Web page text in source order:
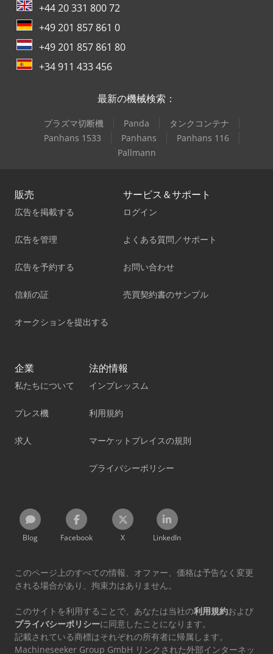
+44 20 331 800 72
+49 201 857 861 0
+49 201 857 861 80
+34 911 433 456
最新の機械検索：
プラズマ切断機 Panda
タンクコンテナ
Panhans 1533
Panhans
Panhans 116
Pallmann
販売
広告を掲載する
広告を管理
広告を予約する
信頼の証
オークションを提出する
サービス＆サポート
ログイン
よくある質問／サポート
お問い合わせ
売買契約書のサンプル
企業
私たちについて
プレス機
求人
法的情報
インプレッスム
利用規約
マーケットプレイスの規則
プライバシーポリシー
Blog Facebook X LinkedIn
このページ上のすべての情報、オファー、価格は予告なく変更
される場合があり、拘束力はありません。
このサイトを利用することで、あなたは当社の利用規約および
プライバシーポリシーに同意したことになります。
記載されている商標はそれぞれの所有者に帰属します。
Machineseeker Group GmbH リンクされた外部インターネッ